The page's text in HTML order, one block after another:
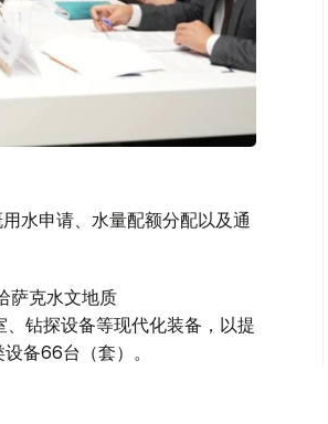
水申请、水量配额分配以及通
萨克水文地质
钻探设备等现代化装备，以提
备66台（套）。